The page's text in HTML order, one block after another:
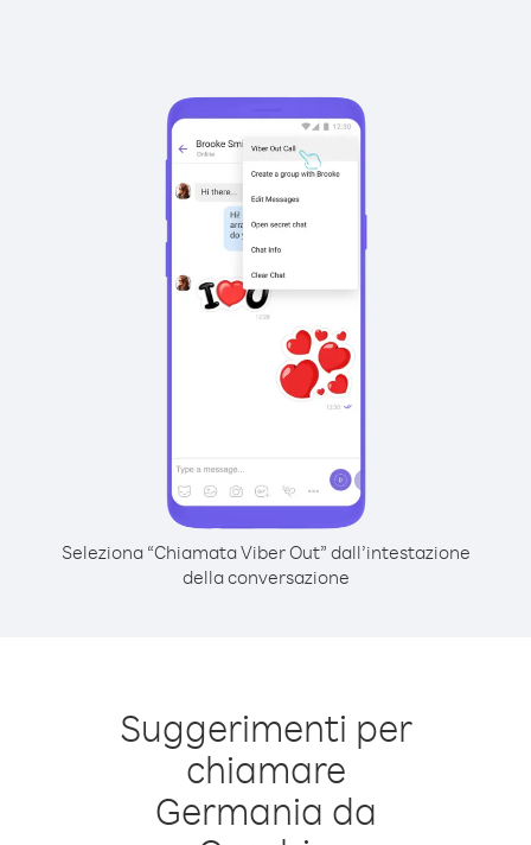
Seleziona “Chiamata Viber Out” dall’intestazione
della conversazione
Suggerimenti per
chiamare
Germania da